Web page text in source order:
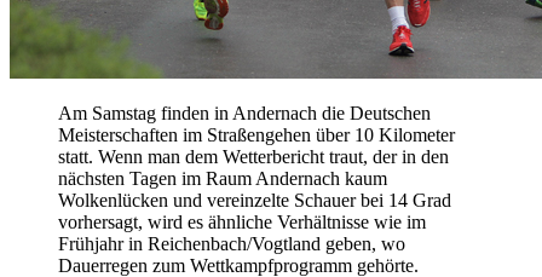
Am Samstag finden in Andernach die Deutschen
Meisterschaften im Straßengehen über 10 Kilometer
statt. Wenn man dem Wetterbericht traut, der in den
nächsten Tagen im Raum Andernach kaum
Wolkenlücken und vereinzelte Schauer bei 14 Grad
vorhersagt, wird es ähnliche Verhältnisse wie im
Frühjahr in Reichenbach/Vogtland geben, wo
Dauerregen zum Wettkampfprogramm gehörte.